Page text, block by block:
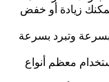
زيادة أو خفض
وتبرد بسرعة
معظم أنواع